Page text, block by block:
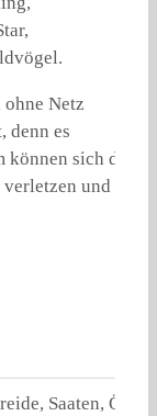
Netz
denn es
sich die
und
Saaten, Öle